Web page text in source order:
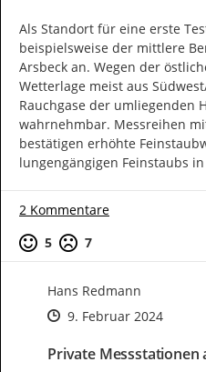
Als Standort für eine erste
beispielsweise der mittlere
Arsbeck an. Wegen der
Wetterlage meist aus
Rauchgase der umliegenden
wahrnehmbar. Messreihen
bestätigen erhöhte
lungengängigen Feinstaubs
2 Kommentare
Positive Bewertung
5 Negative Bewertung
7
Hans Redmann
Zeitpunkt des Erstellens
Zeitpunkt des Erstellens
9. Februar 2024Zur
Private Messstationen